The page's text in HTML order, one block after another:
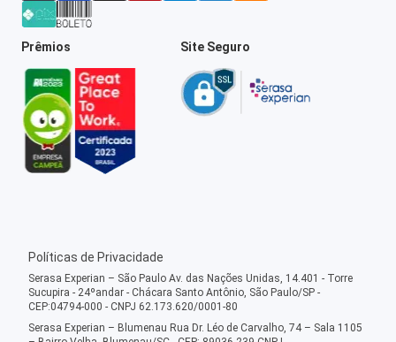
Prêmios Site Seguro
Políticas de Privacidade
Serasa Experian – São Paulo Av. das Nações Unidas, 14.401 - Torre
Sucupira - 24ºandar - Chácara Santo Antônio, São Paulo/SP -
CEP:04794-000 - CNPJ 62.173.620/0001-80
Serasa Experian – Blumenau Rua Dr. Léo de Carvalho, 74 – Sala 1105